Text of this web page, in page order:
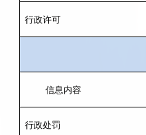
行政许可
信息内容
行政处罚